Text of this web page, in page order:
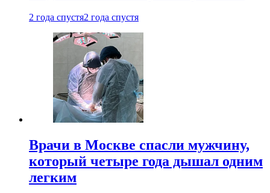
2 года спустя2 года спустя
Врачи в Москве спасли мужчину,
который четыре года дышал одним
легким